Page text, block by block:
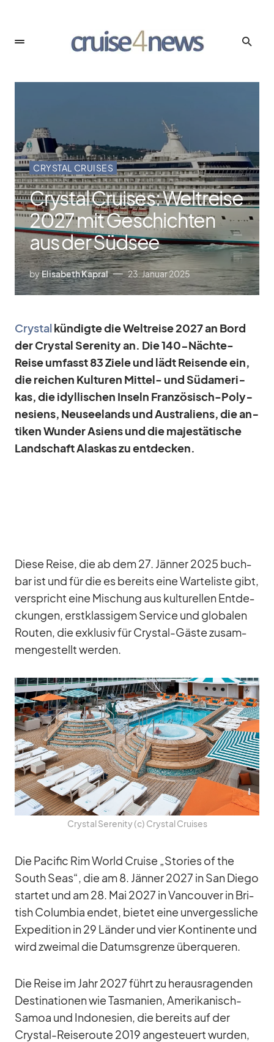
CRYSTAL CRUISES
Crystal Cruises: Weltreise
2027 mit Geschichten
aus der Südsee
byElisabeth Kapral 23. Januar 2025
Crys­talkün­digte die Welt­reise 2027 an Bord
der Crys­tal Se­re­nity an. Die 140-Nächte-
Reise um­fasst 83 Ziele und lädt Rei­sende ein,
die rei­chen Kul­tu­ren Mit­tel- und Süd­ame­ri­
kas, die idyl­li­schen In­seln Fran­zö­sisch-Po­ly­
ne­si­ens, Neu­see­lands und Aus­tra­li­ens, die an­
ti­ken Wun­der Asi­ens und die ma­jes­tä­ti­sche
Land­schaft Alas­kas zu ent­de­cken.
Diese Reise, die ab dem 27. Jän­ner 2025 buch­
bar ist und für die es be­reits eine War­te­liste gibt,
ver­spricht eine Mi­schung aus kul­tu­rel­len Ent­de­
ckun­gen, erst­klas­si­gem Ser­vice und glo­ba­len
Rou­ten, die ex­klu­siv für Crys­tal-Gäste zu­sam­
men­ge­stellt wer­den.
Crys­tal Se­re­nity (c) Crys­tal Crui­ses
Die Pa­ci­fic Rim World Cruise „Sto­ries of the
South Seas“, die am 8. Jän­ner 2027 in San Diego
star­tet und am 28. Mai 2027 in Van­cou­ver in Bri­
tish Co­lum­bia en­det, bie­tet eine un­ver­gess­li­che
Ex­pe­di­tion in 29 Län­der und vier Kon­ti­nente und
wird zwei­mal die Da­tums­grenze über­que­ren.
Die Reise im Jahr 2027 führt zu her­aus­ra­gen­den
De­sti­na­tio­nen wie Tas­ma­nien, Ame­ri­ka­nisch-
Sa­moa und In­do­ne­sien, die be­reits auf der
Crys­tal-Rei­se­route 2019 an­ge­steu­ert wur­den,